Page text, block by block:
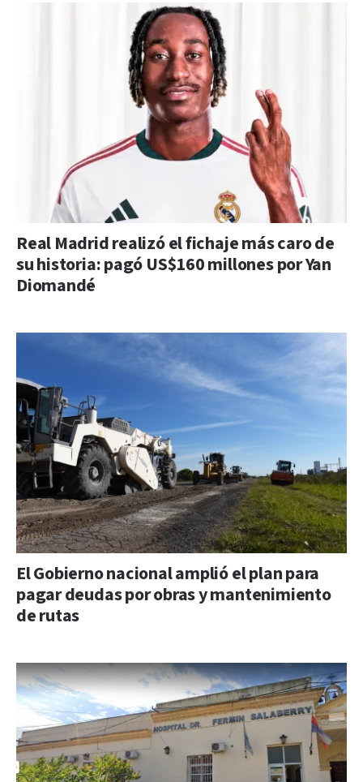
Real Madrid realizó el fichaje más caro de
su historia: pagó US$160 millones por Yan
Diomandé
El Gobierno nacional amplió el plan para
pagar deudas por obras y mantenimiento
de rutas